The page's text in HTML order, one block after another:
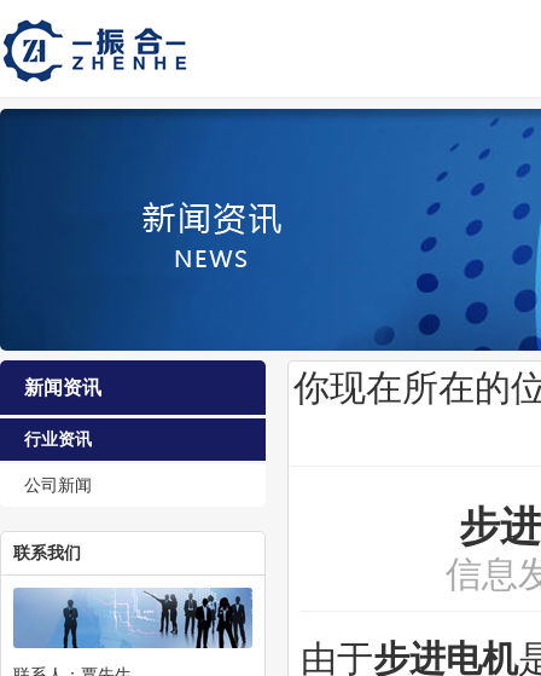
新闻资讯
行业资讯
公司新闻
联系我们
你现在所在的
步
信息
由于步进电机